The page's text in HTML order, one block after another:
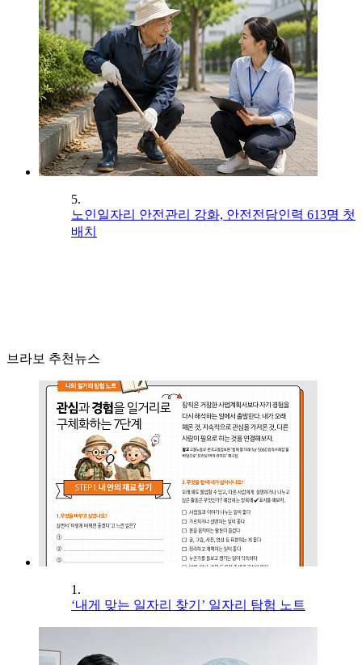
5.
노인일자리 안전관리 강화, 안전전담인력 613명 첫
배치
브라보 추천뉴스
1.
‘내게 맞는 일자리 찾기’ 일자리 탐험 노트